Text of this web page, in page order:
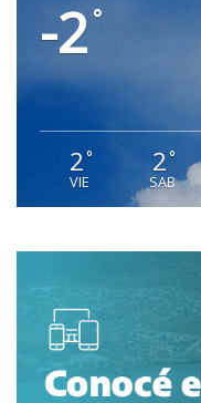
-2 °
2°
VIE
2 °
SAB